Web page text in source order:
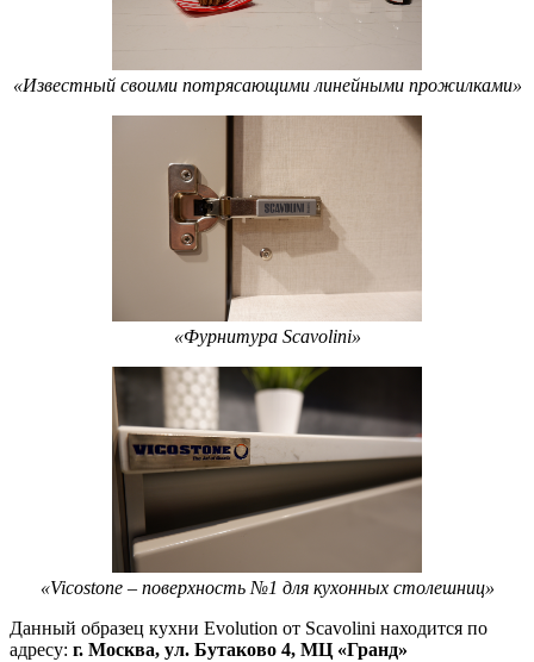
«Известный своими потрясающими линейными прожилками»
«Фурнитура Scavolini»
«Vicostone – поверхность №1 для кухонных столешниц»
Данный образец кухни Evolution от Scavolini находится по
адресу: г. Москва, ул. Бутаково 4, МЦ «Гранд»